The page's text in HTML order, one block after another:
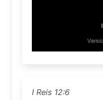
I Reis 12:6